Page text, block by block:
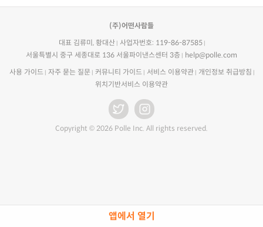
앱에서 열기
(주)어떤사람들
대표 김류미, 황대산
사업자번호: 119-86-87585
서울특별시 중구 세종대로 136 서울파이낸스센터 3층
help@polle.com
사용 가이드 자주 묻는 질문 커뮤니티 가이드 서비스 이용약관
개인정보 취급방침
위치기반서비스 이용약관
Copyright © 2026 Polle Inc. All rights reserved.